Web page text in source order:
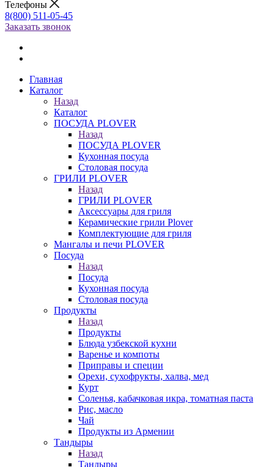
Телефоны
8(800) 511-05-45
Заказать звонок
Главная
Каталог
Назад
Каталог
ПОСУДА PLOVER
Назад
ПОСУДА PLOVER
Кухонная посуда
Столовая посуда
ГРИЛИ PLOVER
Назад
ГРИЛИ PLOVER
Аксессуары для гриля
Керамические грили Plover
Комплектующие для гриля
Мангалы и печи PLOVER
Посуда
Назад
Посуда
Кухонная посуда
Столовая посуда
Продукты
Назад
Продукты
Блюда узбекской кухни
Варенье и компоты
Приправы и специи
Орехи, сухофрукты, халва, мед
Курт
Соленья, кабачковая икра, томатная паста
Рис, масло
Чай
Продукты из Армении
Тандыры
Назад
Тандыры